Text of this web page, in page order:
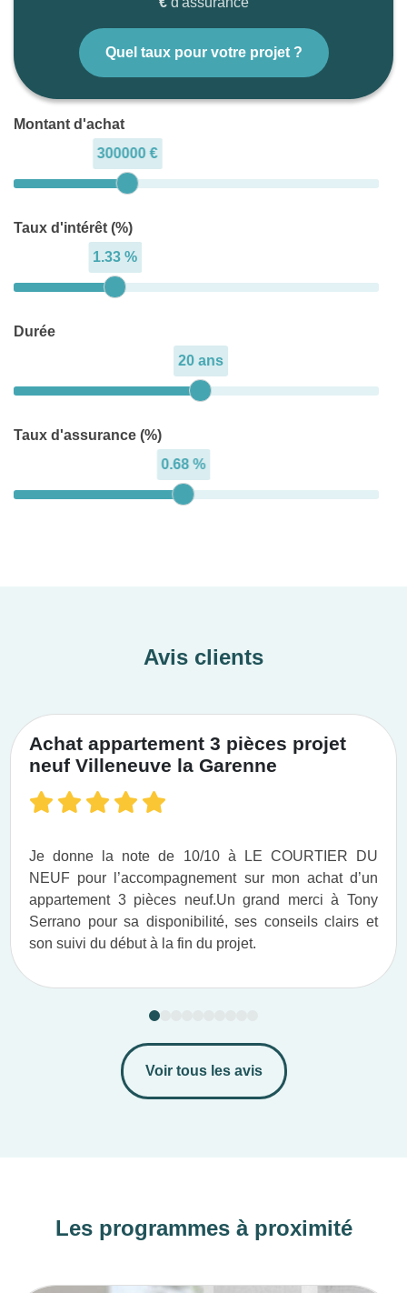
Quel taux pour votre projet ?
Montant d'achat
300000 €
Taux d'intérêt (%)
1.33 %
Durée
20 ans
Taux d'assurance (%)
0.68 %
Avis clients
Achat appartement 3 pièces projet
neuf Villeneuve la Garenne
Je donne la note de 10/10 à LE COURTIER DU
NEUF pour l’accompagnement sur mon achat d’un
appartement 3 pièces neuf.​ Un grand merci à Tony
Serrano pour sa disponibilité, ses conseils clairs et
son suivi du début à la fin du projet.​
Voir tous les avis
Les programmes à proximité